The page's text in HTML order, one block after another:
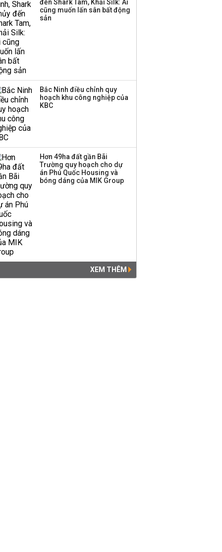
đến Shark Tam, Khải Silk: Ai
cũng muốn lấn sân bất động
sản
Bắc Ninh điều chỉnh quy
hoạch khu công nghiệp của
KBC
Hơn 49ha đất gần Bãi
Trường quy hoạch cho dự
án Phú Quốc Housing và
bóng dáng của MIK Group
XEM THÊM